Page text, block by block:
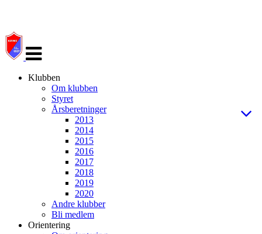
navigasjon
Klubben
Om klubben
Styret
Årsberetninger
2013
2014
2015
2016
2017
2018
2019
2020
Andre klubber
Bli medlem
Orientering